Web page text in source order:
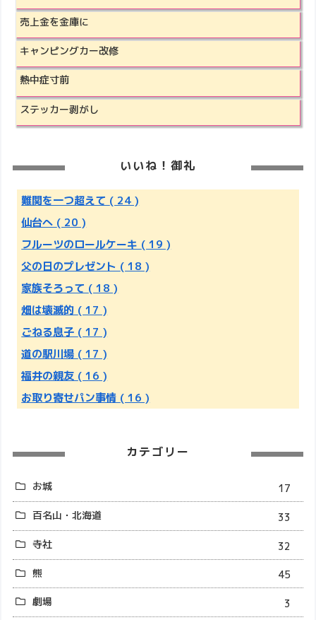
売上金を金庫に
キャンピングカー改修
熱中症寸前
ステッカー剥がし
いいね！御礼
難関を一つ超えて ( 24 )
仙台へ ( 20 )
フルーツのロールケーキ ( 19 )
父の日のプレゼント ( 18 )
家族そろって ( 18 )
畑は壊滅的 ( 17 )
ごねる息子 ( 17 )
道の駅川場 ( 17 )
福井の親友 ( 16 )
お取り寄せパン事情 ( 16 )
カテゴリー
お城
17
百名山・北海道
33
寺社
32
熊
45
劇場
3